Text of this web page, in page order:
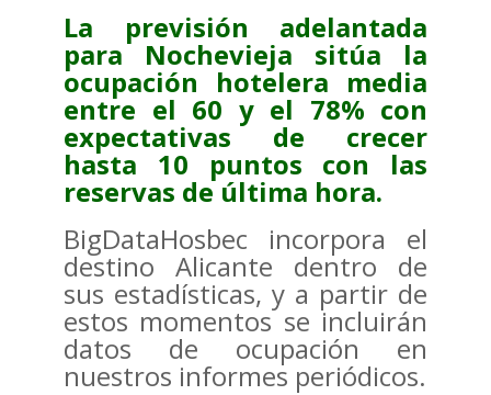
La previsión adelantada
para Nochevieja sitúa la
ocupación hotelera media
entre el 60 y el 78% con
expectativas de crecer
hasta 10 puntos con las
reservas de última hora.
BigDataHosbec incorpora el
destino Alicante dentro de
sus estadísticas, y a partir de
estos momentos se incluirán
datos de ocupación en
nuestros informes periódicos.